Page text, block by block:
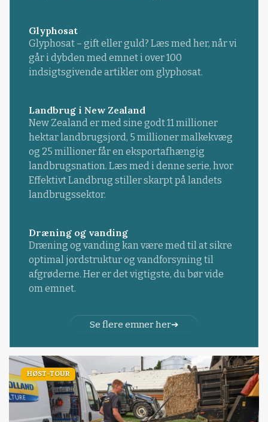
Glyphosat
Glyphosat – gift eller guld? Læs med her, når vi
går i dybden med emnet i over 100
indsigtsgivende artikler om glyphosat.
Landbrug i New Zealand
New Zealand er med sine godt 11 millioner
hektar landbrugsjord, 5 millioner malkekvæg
og 25 millioner får en eksportafhængig
landbrugsnation. Læs med i denne serie, hvor
Effektivt Landbrug stiller skarpt på landets
landbrugssektor.
Dræning og vanding
Dræning og vanding kan være med til at sikre
optimal jordstruktur og vandforsyning til
afgrøderne. Her er det vigtigste, du bør vide
om emnet.
Se flere emner her
HØST-TOUR